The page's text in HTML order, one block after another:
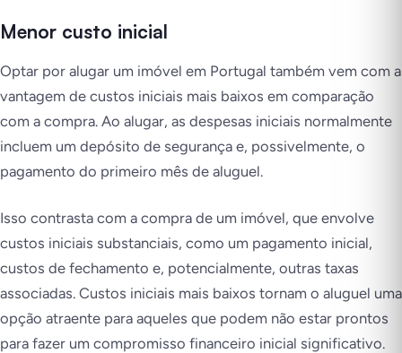
Menor custo inicial
Optar por alugar um imóvel em Portugal também vem com a
vantagem de custos iniciais mais baixos em comparação
com a compra. Ao alugar, as despesas iniciais normalmente
incluem um depósito de segurança e, possivelmente, o
pagamento do primeiro mês de aluguel.
Isso contrasta com a compra de um imóvel, que envolve
custos iniciais substanciais, como um pagamento inicial,
custos de fechamento e, potencialmente, outras taxas
associadas. Custos iniciais mais baixos tornam o aluguel uma
opção atraente para aqueles que podem não estar prontos
para fazer um compromisso financeiro inicial significativo.